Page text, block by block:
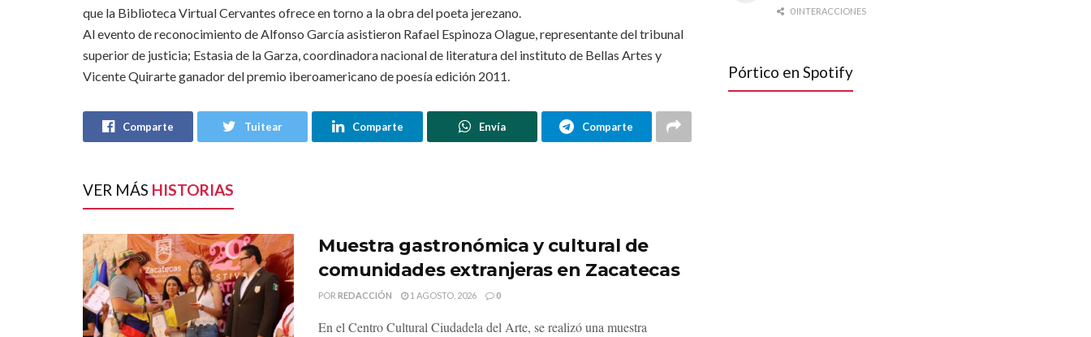
que la Biblioteca Virtual Cervantes ofrece en torno a la obra del poeta jerezano.
Al evento de reconocimiento de Alfonso García asistieron Rafael Espinoza Olague, representante del tribunal
superior de justicia; Estasia de la Garza, coordinadora nacional de literatura del instituto de Bellas Artes y
Vicente Quirarte ganador del premio iberoamericano de poesía edición 2011.
Comparte Tuitear Comparte Envía Comparte
VER MÁS HISTORIAS
Muestra gastronómica y cultural de
comunidades extranjeras en Zacatecas
POR REDACCIÓN 1 AGOSTO, 2026 0
En el Centro Cultural Ciudadela del Arte, se realizó una muestra
0 INTERACCIONES
Pórtico en Spotify